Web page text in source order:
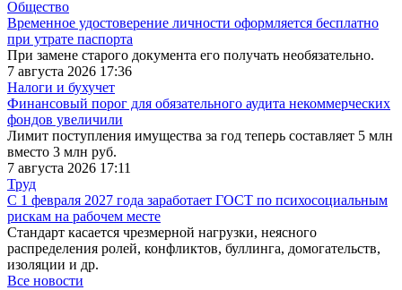
Общество
Временное удостоверение личности оформляется бесплатно
при утрате паспорта
При замене старого документа его получать необязательно.
7 августа 2026 17:36
Налоги и бухучет
Финансовый порог для обязательного аудита некоммерческих
фондов увеличили
Лимит поступления имущества за год теперь составляет 5 млн
вместо 3 млн руб.
7 августа 2026 17:11
Труд
С 1 февраля 2027 года заработает ГОСТ по психосоциальным
рискам на рабочем месте
Стандарт касается чрезмерной нагрузки, неясного
распределения ролей, конфликтов, буллинга, домогательств,
изоляции и др.
Все новости